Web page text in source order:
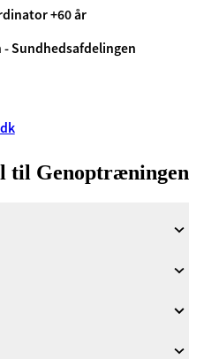
+60 år
Sundhedsafdelingen
til Genoptræningen